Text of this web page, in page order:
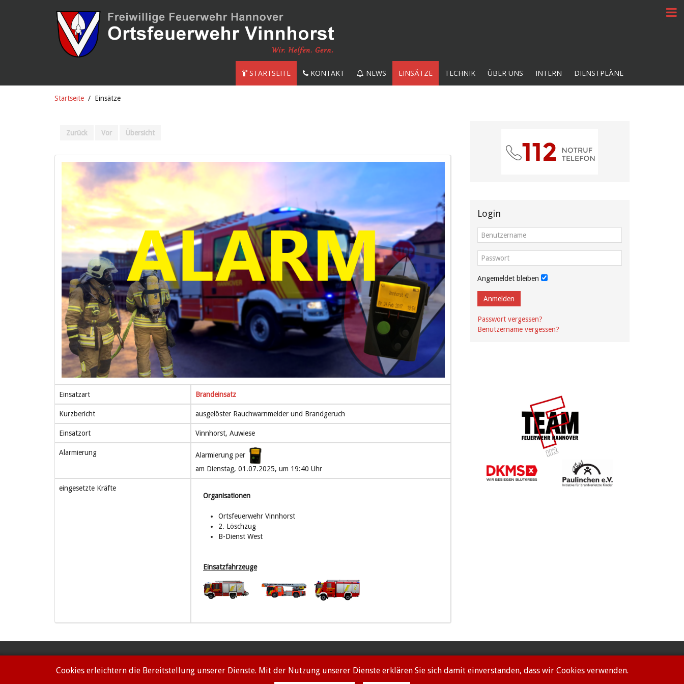
STARTSEITE KONTAKT NEWS EINSÄTZE TECHNIK ÜBER UNS INTERN DIENSTPLÄNE
Startseite Einsätze
Zurück Vor Übersicht
Einsatzart Brandeinsatz
Kurzbericht ausgelöster Rauchwarnmelder und Brandgeruch
Einsatzort Vinnhorst, Auwiese
Alarmierung
Alarmierung per
am Dienstag, 01.07.2025, um 19:40 Uhr
eingesetzte Kräfte
Organisationen
Ortsfeuerwehr Vinnhorst
2. Löschzug
B-Dienst West
Einsatzfahrzeuge
Login
Angemeldet bleiben
Anmelden
Passwort vergessen?
Benutzername vergessen?
Cookies erleichtern die Bereitstellung unserer Dienste. Mit der Nutzung unserer Dienste erklären Sie sich damit einverstanden, dass wir Cookies verwenden.